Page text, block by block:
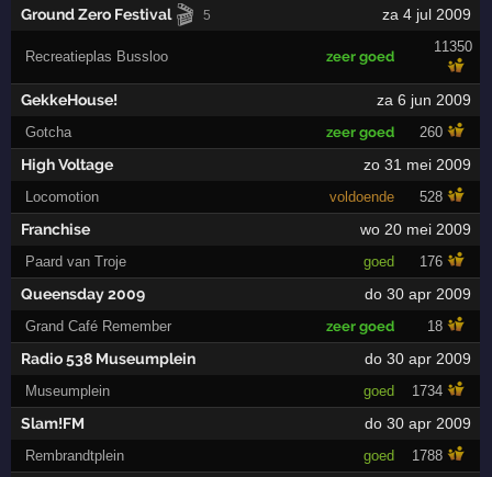
Ground Zero Festival 🎬 5 za 4 jul 2009
Recreatieplas Bussloo zeer goed
11350
GekkeHouse! za 6 jun 2009
Gotcha zeer goed 260
High Voltage zo 31 mei 2009
Locomotion voldoende 528
Franchise wo 20 mei 2009
Paard van Troje goed 176
Queensday 2009 do 30 apr 2009
Grand Café Remember zeer goed 18
Radio 538 Museumplein do 30 apr 2009
Museumplein goed 1734
Slam!FM do 30 apr 2009
Rembrandtplein goed 1788